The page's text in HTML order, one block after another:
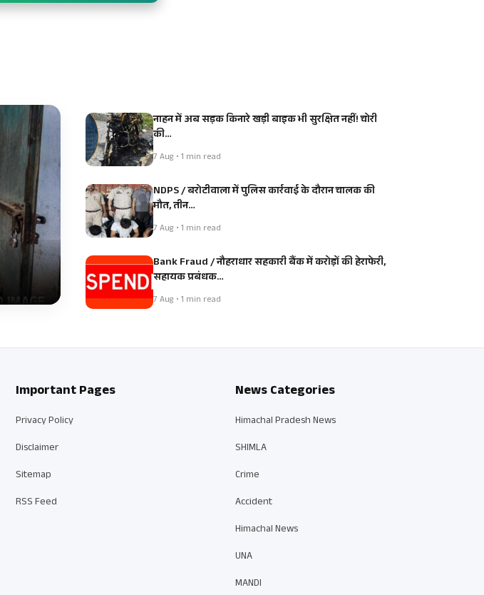
नाहन में अब सड़क किनारे खड़ी बाइक भी सुरक्षित नहीं! चोरी
की…
7 Aug • 1 min read
NDPS / बरोटीवाला में पुलिस कार्रवाई के दौरान चालक की
मौत, तीन…
7 Aug • 1 min read
Bank Fraud / नौहराधार सहकारी बैंक में करोड़ों की हेराफेरी,
सहायक प्रबंधक…
7 Aug • 1 min read
Important Pages
Privacy Policy
Disclaimer
Sitemap
RSS Feed
News Categories
Himachal Pradesh News
SHIMLA
Crime
Accident
Himachal News
UNA
MANDI